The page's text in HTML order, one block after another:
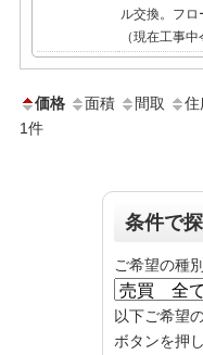
ル交換。フロ
（現在工事
価格 面積 間取 住
1件
条件で
ご希望の種
以下ご希望
ボタンを押